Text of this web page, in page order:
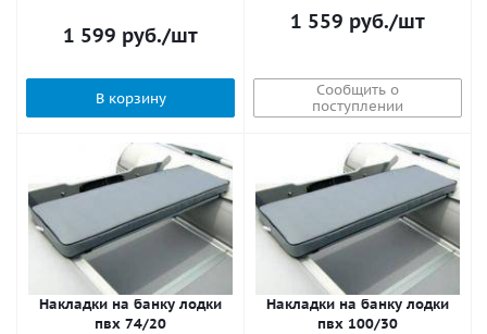
1 599 руб./шт
В корзину
1 559 руб./шт
Сообщить о
поступлении
Накладки на банку лодки
пвх 74/20
Накладки на банку лодки
пвх 100/30